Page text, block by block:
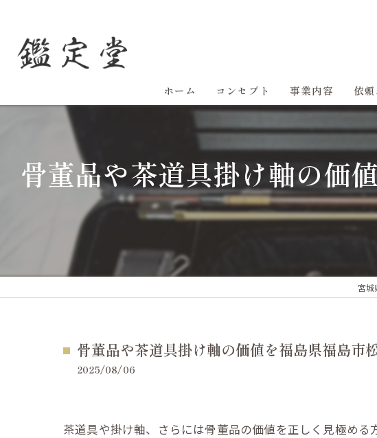
ホーム コンセプト 事業内容 依
骨董品や茶道具掛け軸の価
宮
骨董品や茶道具掛け軸の価値を福島県福島市
2025/08/06
茶道具や掛け軸、さらには骨董品の価値を正しく見極め